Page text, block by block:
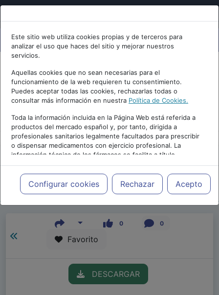
Este sitio web utiliza cookies propias y de terceros para
analizar el uso que haces del sitio y mejorar nuestros
servicios.
Aquellas cookies que no sean necesarias para el
funcionamiento de la web requieren tu consentimiento.
Puedes aceptar todas las cookies, rechazarlas todas o
consultar más información en nuestra Política de Cookies.
Toda la información incluida en la Página Web está referida a
productos del mercado español y, por tanto, dirigida a
profesionales sanitarios legalmente facultados para prescribir
o dispensar medicamentos con ejercicio profesional. La
información técnica de los fármacos se facilita a título
meramente informativo, siendo responsabilidad de los
profesionales facultados prescribir medicamentos y decidir, en
cada caso concreto, el tratamiento más adecuado a las
necesidades del paciente.
Configurar cookies Rechazar Acepto
Repositorio de Artículos |Blogs| Podcast
Psiquiatría Today|
0 0
Favorito
DESCARGAR